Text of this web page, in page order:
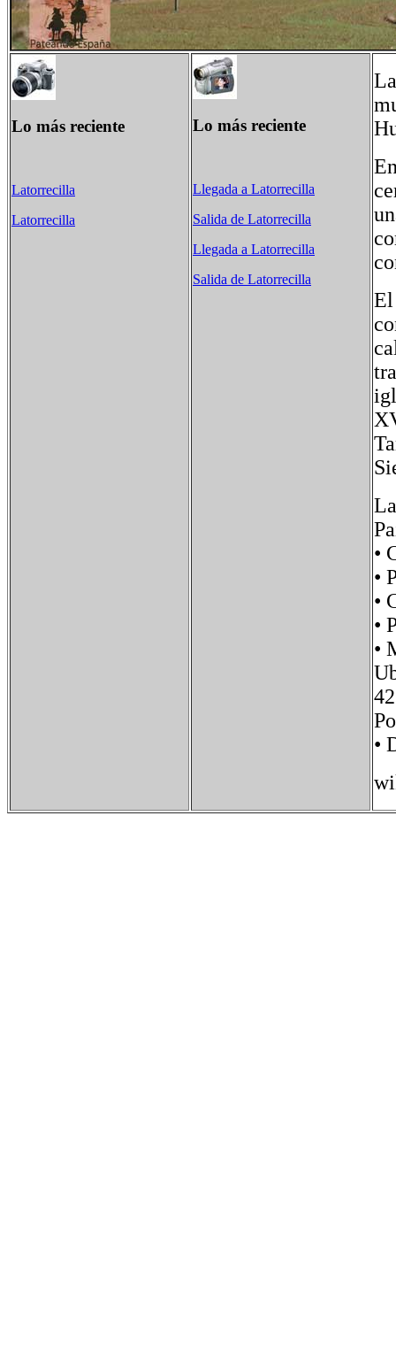
Lo más reciente
Latorrecilla
Latorrecilla
Lo más reciente
Llegada a Latorrecilla
Salida de Latorrecilla
Llegada a Latorrecilla
Salida de Latorrecilla
El
•
•
•
•
•
•